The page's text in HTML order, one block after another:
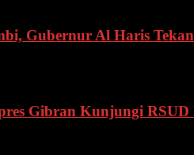
Gubernur Al Haris
Gibran Kunjungi RSUD